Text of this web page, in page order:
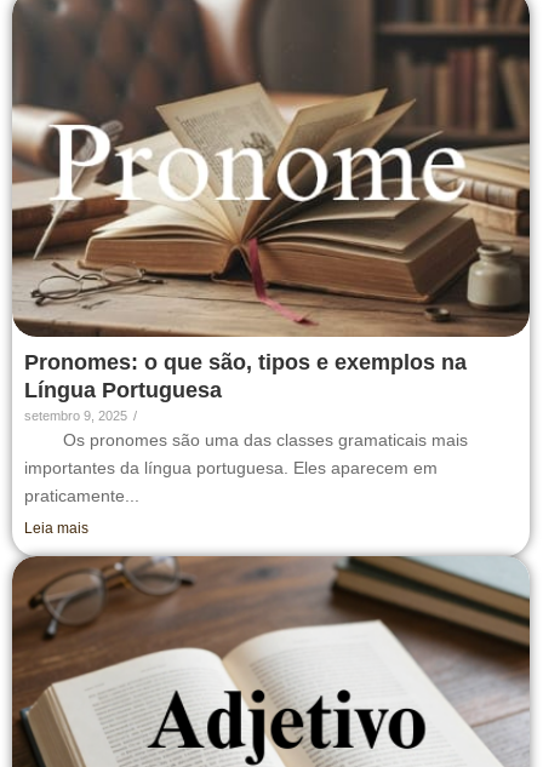
Pronomes: o que são, tipos e exemplos na
Língua Portuguesa
setembro 9, 2025 /
Os pronomes são uma das classes gramaticais mais
importantes da língua portuguesa. Eles aparecem em
praticamente...
Leia mais